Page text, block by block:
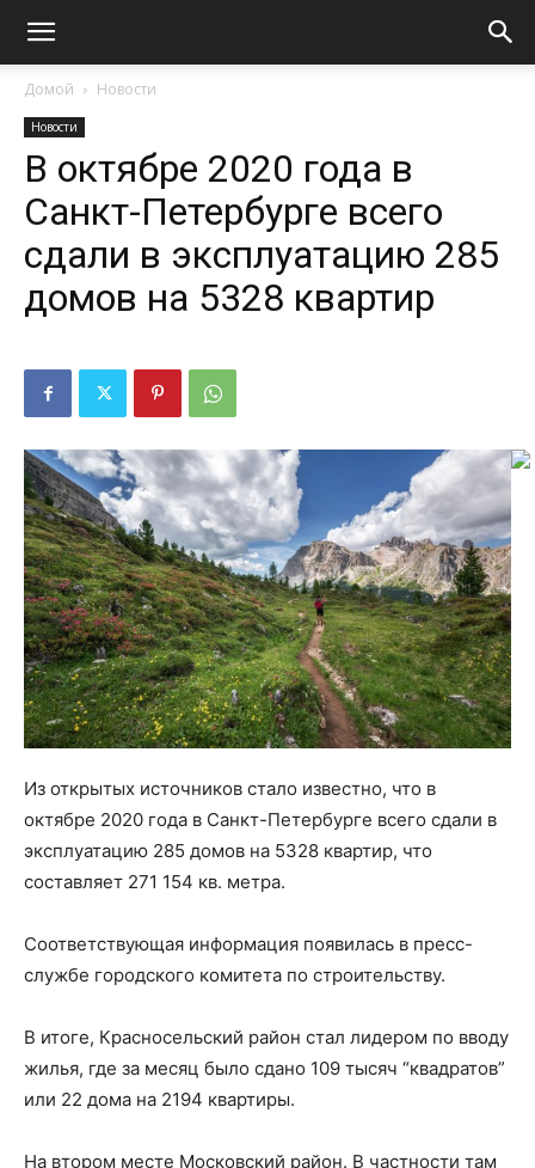
Домой Новости
Новости
В октябре 2020 года в
Санкт-Петербурге всего
сдали в эксплуатацию 285
домов на 5328 квартир
Из открытых источников стало известно, что в
октябре 2020 года в Санкт-Петербурге всего сдали в
эксплуатацию 285 домов на 5328 квартир, что
составляет 271 154 кв. метра.
Соответствующая информация появилась в пресс-
службе городского комитета по строительству.
В итоге, Красносельский район стал лидером по вводу
жилья, где за месяц было сдано 109 тысяч “квадратов”
или 22 дома на 2194 квартиры.
На втором месте Московский район. В частности там